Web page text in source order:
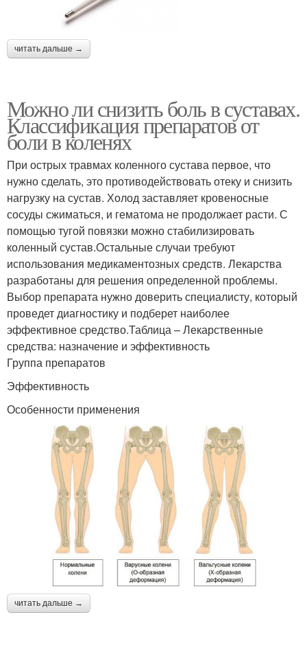
читать дальше →
Можно ли снизить боль в суставах.
Классификация препаратов от
боли в коленях
При острых травмах коленного сустава первое, что
нужно сделать, это противодействовать отеку и снизить
нагрузку на сустав. Холод заставляет кровеносные
сосуды сжиматься, и гематома не продолжает расти. С
помощью тугой повязки можно стабилизировать
коленный сустав.Остальные случаи требуют
использования медикаментозных средств. Лекарства
разработаны для решения определенной проблемы.
Выбор препарата нужно доверить специалисту, который
проведет диагностику и подберет наиболее
эффективное средство.Таблица – Лекарственные
средства: назначение и эффективность
Группа препаратов
Эффективность
Особенности применения
читать дальше →